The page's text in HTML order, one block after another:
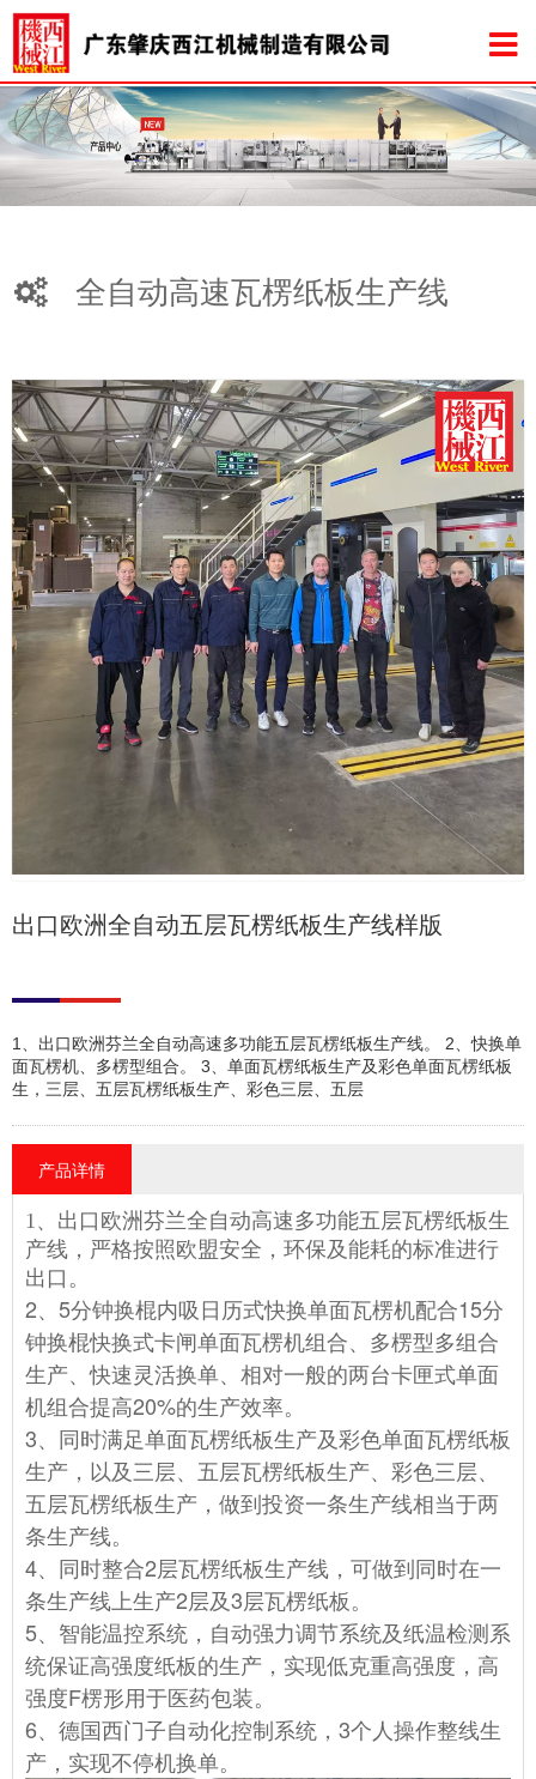
全自动高速瓦楞纸板生产线
出口欧洲全自动五层瓦楞纸板生产线样版
1、出口欧洲芬兰全自动高速多功能五层瓦楞纸板生产线。 2、快换单
面瓦楞机、多楞型组合。 3、单面瓦楞纸板生产及彩色单面瓦楞纸板
生，三层、五层瓦楞纸板生产、彩色三层、五层
产品详情
1、出口欧洲芬兰全自动高速多功能五层瓦楞纸板生
产线，严格按照欧盟安全，环保及能耗的标准进行
出口。
2、5分钟换棍内吸日历式快换单面瓦楞机配合15分
钟换棍快换式卡闸单面瓦楞机组合、多楞型多组合
生产、快速灵活换单、相对一般的两台卡匣式单面
机组合提高20%的生产效率。
3、同时满足单面瓦楞纸板生产及彩色单面瓦楞纸板
生产，以及三层、五层瓦楞纸板生产、彩色三层、
五层瓦楞纸板生产，做到投资一条生产线相当于两
条生产线。
4、同时整合2层瓦楞纸板生产线，可做到同时在一
条生产线上生产2层及3层瓦楞纸板。
5、智能温控系统，自动强力调节系统及纸温检测系
统保证高强度纸板的生产，实现低克重高强度， 高
强度F楞形用于医药包装。
6、德国西门子自动化控制系统，3个人操作整线生
产，实现不停机换单。